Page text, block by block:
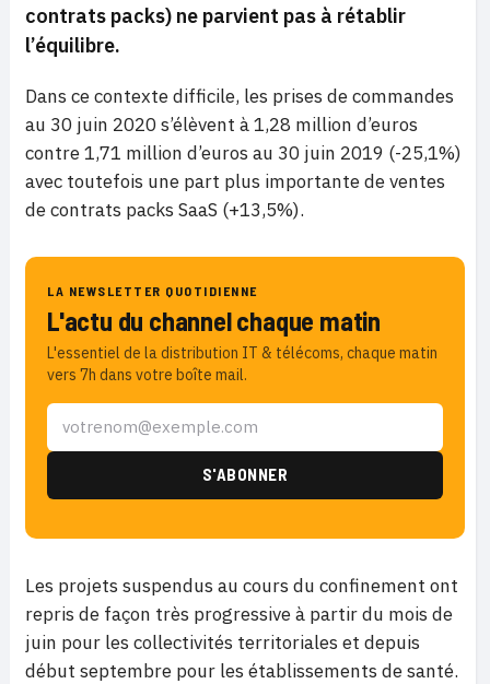
contrats packs) ne parvient pas à rétablir
l’équilibre.
Dans ce contexte difficile, les prises de commandes
au 30 juin 2020 s’élèvent à 1,28 million d’euros
contre 1,71 million d’euros au 30 juin 2019 (-25,1%)
avec toutefois une part plus importante de ventes
de contrats packs SaaS (+13,5%).
LA NEWSLETTER QUOTIDIENNE
L'actu du channel chaque matin
L'essentiel de la distribution IT & télécoms, chaque matin
vers 7h dans votre boîte mail.
Les projets suspendus au cours du confinement ont
repris de façon très progressive à partir du mois de
juin pour les collectivités territoriales et depuis
début septembre pour les établissements de santé.